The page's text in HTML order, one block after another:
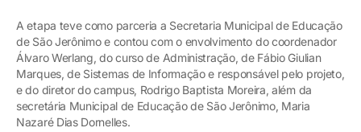
A etapa teve como parceria a Secretaria Municipal de Educação
de São Jerônimo e contou com o envolvimento do coordenador
Álvaro Werlang, do curso de Administração, de Fábio Giulian
Marques, de Sistemas de Informação e responsável pelo projeto,
e do diretor do campus, Rodrigo Baptista Moreira, além da
secretária Municipal de Educação de São Jerônimo, Maria
Nazaré Dias Dornelles.